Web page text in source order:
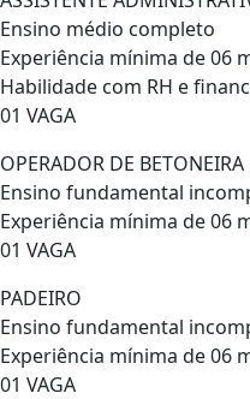
Ensino médio completo
Experiência mínima de 06
Habilidade com RH e
01 VAGA
OPERADOR DE BETONEIRA
Ensino fundamental
Experiência mínima de 06
01 VAGA
PADEIRO
Ensino fundamental
Experiência mínima de 06
01 VAGA